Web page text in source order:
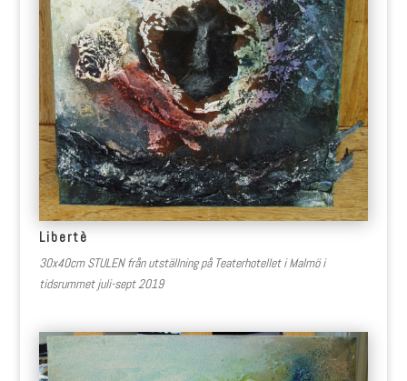
Libertè
30x40cm STULEN från utställning på Teaterhotellet i Malmö i
tidsrummet juli-sept 2019